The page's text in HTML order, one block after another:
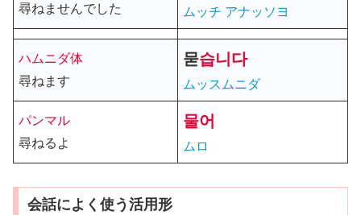
尋ねませんでした ムッチ アナッソヨ
ハムニダ体
尋ねます
묻습니다
ムッスムニダ
パンマル
尋ねるよ
물어
ムロ
会話によく使う活用形